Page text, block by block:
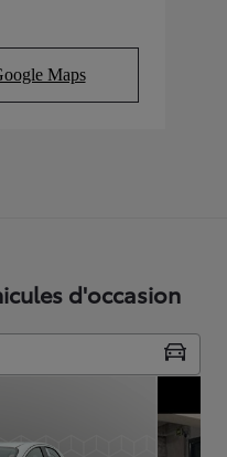
Maps
in new tab)
d'occasion